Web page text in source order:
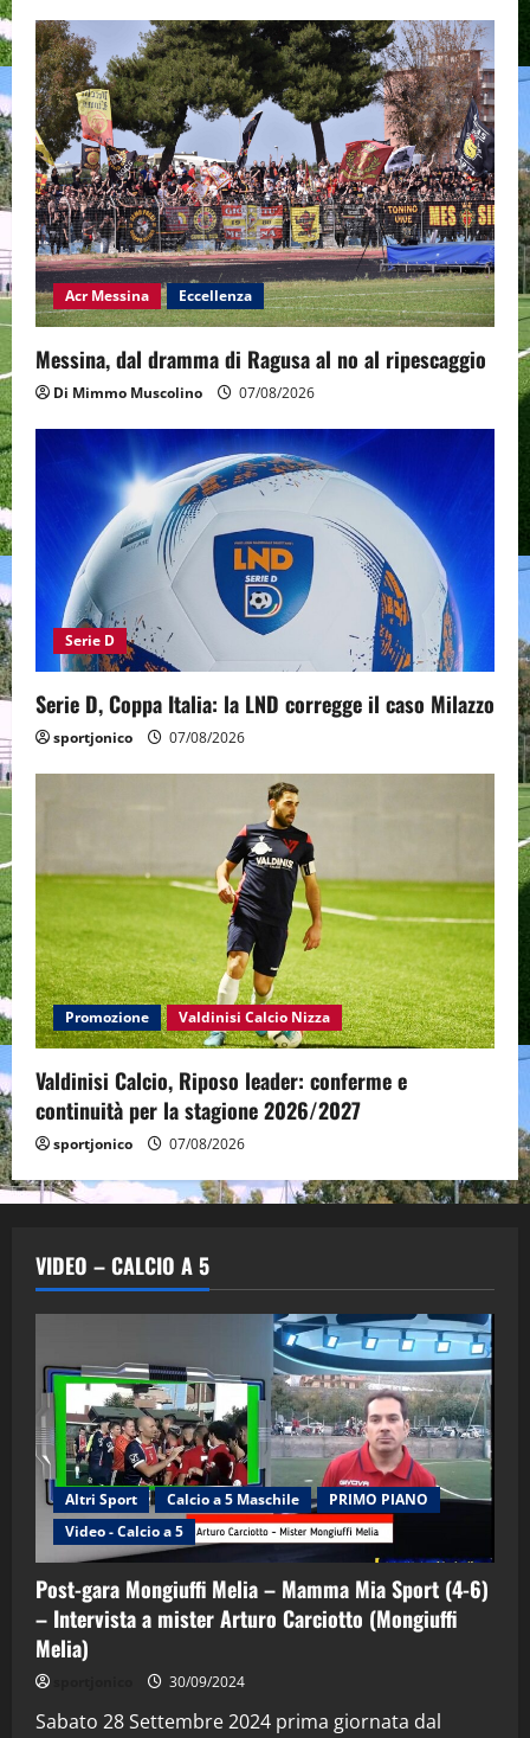
Acr Messina Eccellenza
Messina, dal dramma di Ragusa al no al ripescaggio
Di Mimmo Muscolino 07/08/2026
Serie D
Serie D, Coppa Italia: la LND corregge il caso Milazzo
sportjonico 07/08/2026
Promozione Valdinisi Calcio Nizza
Valdinisi Calcio, Riposo leader: conferme e
continuità per la stagione 2026/2027
sportjonico 07/08/2026
VIDEO – CALCIO A 5
Altri Sport Calcio a 5 Maschile
PRIMO PIANO
Video - Calcio a 5
Post-gara Mongiuffi Melia – Mamma Mia Sport (4-6)
– Intervista a mister Arturo Carciotto (Mongiuffi
Melia)
30/09/2024
Sabato 28 Settembre 2024 prima giornata dal
“SportEmpire” in Podcast: 29^ Puntata
(Martedi 28 Aprile 2026)